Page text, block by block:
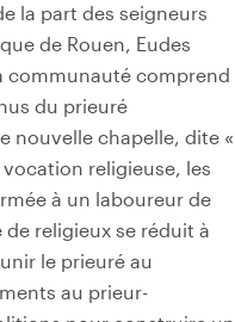
la part des seigneurs
de Rouen, Eudes
communauté comprend
du prieuré
nouvelle chapelle, dite «
religieuse, les
à un laboureur de
religieux se réduit à
le prieuré au
au prieur-